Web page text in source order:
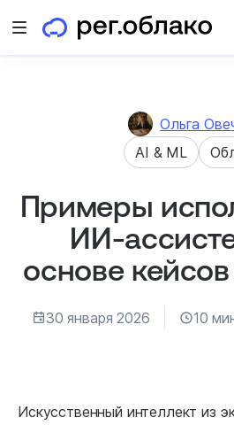
Открыть меню
Ольга
AI & ML
Примеры
ИИ-
основе
30 января 2026 10
Искусственный интеллект из